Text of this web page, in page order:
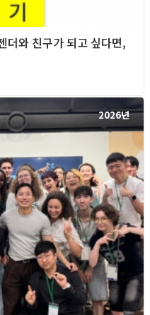
와 친구가 되고 싶다면,
2026년